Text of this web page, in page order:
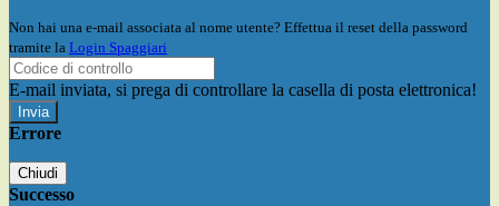
Non hai una e-mail associata al nome utente? Effettua il reset della password
tramite la Login Spaggiari
E-mail inviata, si prega di controllare la casella di posta elettronica!
Errore
Chiudi
Successo